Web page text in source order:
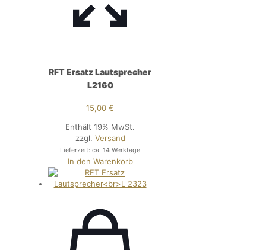
RFT Ersatz Lautsprecher
L2160
15,00€
Enthält 19% MwSt.
zzgl. Versand
Lieferzeit: ca. 14 Werktage
In den Warenkorb